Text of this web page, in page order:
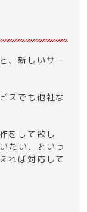
、新しいサー
スでも他社な
をして欲し
たい、といっ
れば対応して